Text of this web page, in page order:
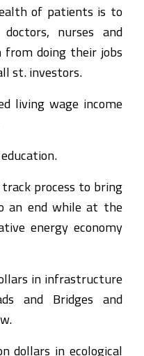
of patients is to
nurses and
doing their jobs
st. investors.
living wage income
process to bring
an end while at the
energy economy
in infrastructure
and Bridges and
dollars in ecological